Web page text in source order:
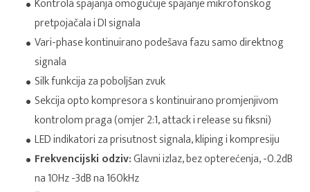
Kontrola spajanja omogućuje spajanje mikrofonskog
pretpojačala i DI signala
Vari-phase kontinuirano podešava fazu samo direktnog
signala
Silk funkcija za poboljšan zvuk
Sekcija opto kompresora s kontinuirano promjenjivom
kontrolom praga (omjer 2:1, attack i release su fiksni)
LED indikatori za prisutnost signala, kliping i kompresiju
Frekvencijski odziv:Glavni izlaz, bez opterećenja, -0.2dB
na 10Hz -3dB na 160kHz